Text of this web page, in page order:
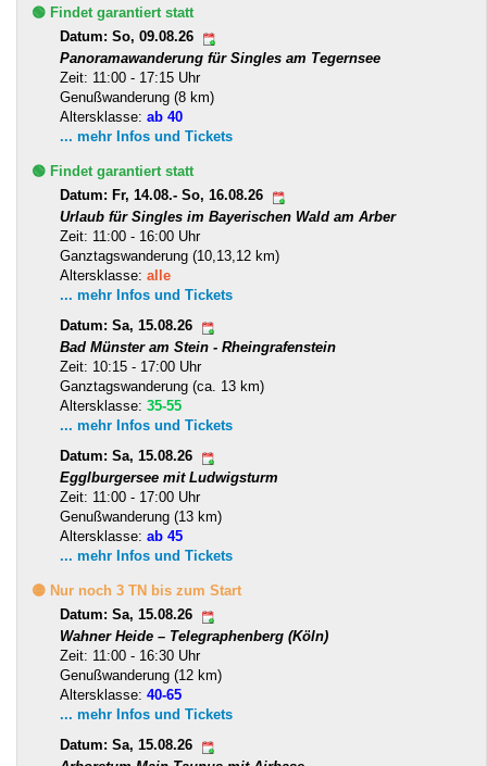
🟢 Findet garantiert statt
Datum: So, 09.08.26
Panoramawanderung für Singles am Tegernsee
Zeit: 11:00 - 17:15 Uhr
Genußwanderung (8 km)
Altersklasse: ab 40
... mehr Infos und Tickets
🟢 Findet garantiert statt
Datum: Fr, 14.08.- So, 16.08.26
Urlaub für Singles im Bayerischen Wald am Arber
Zeit: 11:00 - 16:00 Uhr
Ganztagswanderung (10,13,12 km)
Altersklasse: alle
... mehr Infos und Tickets
Datum: Sa, 15.08.26
Bad Münster am Stein - Rheingrafenstein
Zeit: 10:15 - 17:00 Uhr
Ganztagswanderung (ca. 13 km)
Altersklasse: 35-55
... mehr Infos und Tickets
Datum: Sa, 15.08.26
Egglburgersee mit Ludwigsturm
Zeit: 11:00 - 17:00 Uhr
Genußwanderung (13 km)
Altersklasse: ab 45
... mehr Infos und Tickets
🟡 Nur noch 3 TN bis zum Start
Datum: Sa, 15.08.26
Wahner Heide – Telegraphenberg (Köln)
Zeit: 11:00 - 16:30 Uhr
Genußwanderung (12 km)
Altersklasse: 40-65
... mehr Infos und Tickets
Datum: Sa, 15.08.26